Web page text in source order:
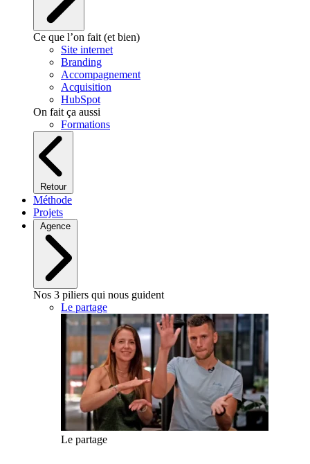
Ce que l’on fait (et bien)
Site internet
Branding
Accompagnement
Acquisition
HubSpot
On fait ça aussi
Formations
Retour
Méthode
Projets
Agence
Nos 3 piliers qui nous guident
Le partage
Le partage